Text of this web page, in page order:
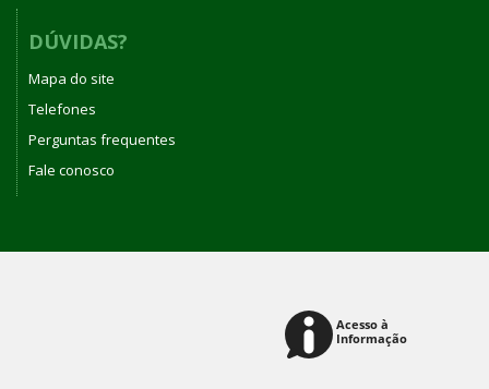
DÚVIDAS?
Mapa do site
Telefones
Perguntas frequentes
Fale conosco